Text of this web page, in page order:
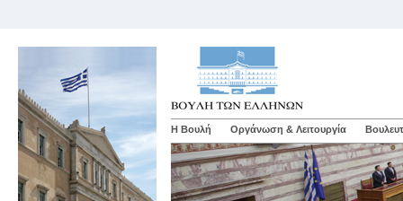
Η Βουλή Οργάνωση & Λειτουργία